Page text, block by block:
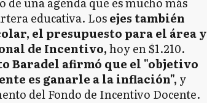
educativa. Losejes también
el presupuesto para el área y
de Incentivo,hoy en $1.210.
Baradel afirmó que el "objetivo
es ganarle a la inflación", y
del Fondo de Incentivo Docente.